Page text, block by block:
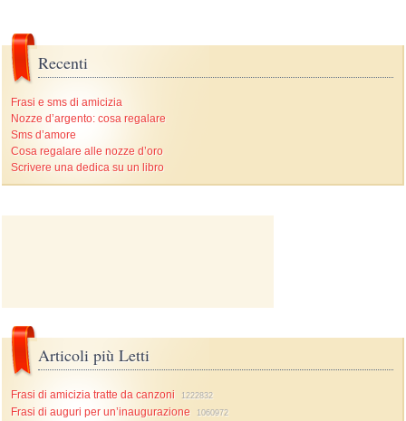
Recenti
Frasi e sms di amicizia
Nozze d’argento: cosa regalare
Sms d’amore
Cosa regalare alle nozze d’oro
Scrivere una dedica su un libro
Articoli più Letti
Frasi di amicizia tratte da canzoni 1222832
Frasi di auguri per un’inaugurazione 1060972